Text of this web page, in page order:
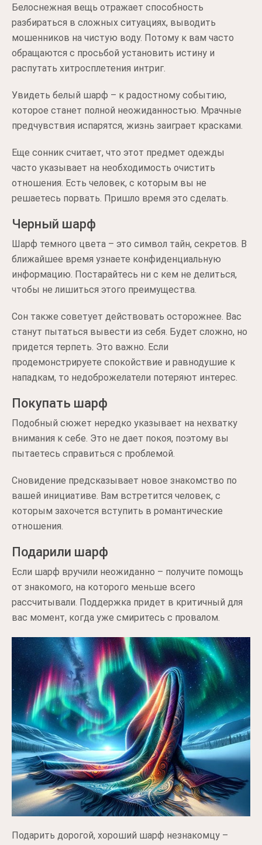
Белоснежная вещь отражает способность
разбираться в сложных ситуациях, выводить
мошенников на чистую воду. Потому к вам часто
обращаются с просьбой установить истину и
распутать хитросплетения интриг.
Увидеть белый шарф – к радостному событию,
которое станет полной неожиданностью. Мрачные
предчувствия испарятся, жизнь заиграет красками.
Еще сонник считает, что этот предмет одежды
часто указывает на необходимость очистить
отношения. Есть человек, с которым вы не
решаетесь порвать. Пришло время это сделать.
Черный шарф
Шарф темного цвета – это символ тайн, секретов. В
ближайшее время узнаете конфиденциальную
информацию. Постарайтесь ни с кем не делиться,
чтобы не лишиться этого преимущества.
Сон также советует действовать осторожнее. Вас
станут пытаться вывести из себя. Будет сложно, но
придется терпеть. Это важно. Если
продемонстрируете спокойствие и равнодушие к
нападкам, то недоброжелатели потеряют интерес.
Покупать шарф
Подобный сюжет нередко указывает на нехватку
внимания к себе. Это не дает покоя, поэтому вы
пытаетесь справиться с проблемой.
Сновидение предсказывает новое знакомство по
вашей инициативе. Вам встретится человек, с
которым захочется вступить в романтические
отношения.
Подарили шарф
Если шарф вручили неожиданно – получите помощь
от знакомого, на которого меньше всего
рассчитывали. Поддержка придет в критичный для
вас момент, когда уже смиритесь с провалом.
Подарить дорогой, хороший шарф незнакомцу –